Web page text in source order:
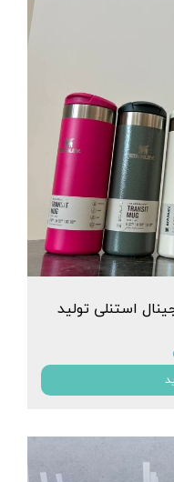
اورجینال استنلی تولید